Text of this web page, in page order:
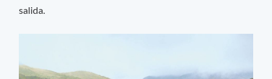
salida.